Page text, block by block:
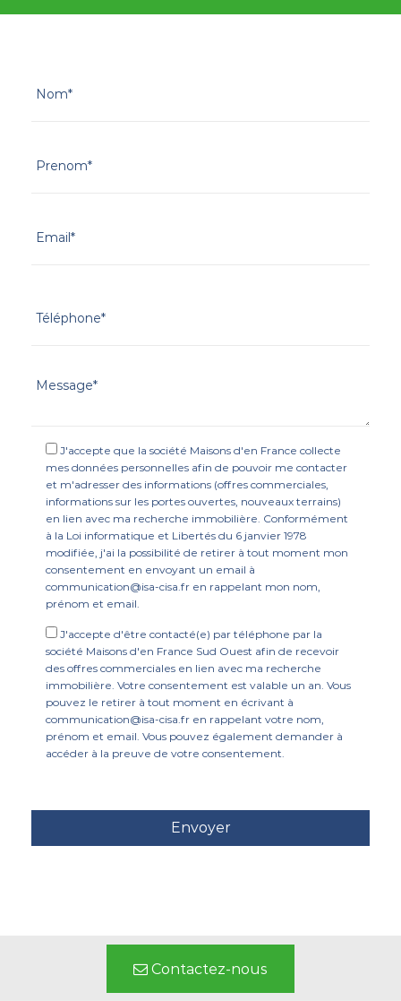
J'accepte que la société Maisons d'en France collecte
mes données personnelles afin de pouvoir me contacter
et m'adresser des informations (offres commerciales,
informations sur les portes ouvertes, nouveaux terrains)
en lien avec ma recherche immobilière. Conformément
à la Loi informatique et Libertés du 6 janvier 1978
modifiée, j'ai la possibilité de retirer à tout moment mon
consentement en envoyant un email à
communication@isa-cisa.fr en rappelant mon nom,
prénom et email.
J'accepte d'être contacté(e) par téléphone par la
société Maisons d'en France Sud Ouest afin de recevoir
des offres commerciales en lien avec ma recherche
immobilière. Votre consentement est valable un an. Vous
pouvez le retirer à tout moment en écrivant à
communication@isa-cisa.fr en rappelant votre nom,
prénom et email. Vous pouvez également demander à
accéder à la preuve de votre consentement.
Contactez-nous